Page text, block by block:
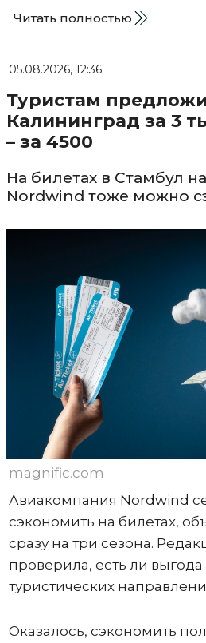
Читать полностью
05.08.2026, 12:36
Туристам
Калининград за 3
– за 4500
На билетах в Стамбул
Nordwind тоже можно
magnific.com
Авиакомпания Nordwind
сэкономить на билетах,
сразу на три сезона.
проверила, есть ли
туристических
Оказалось, сэкономить